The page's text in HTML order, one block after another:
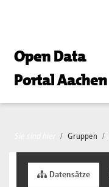
Open Data
Portal Aachen
Gruppen
Datensätze